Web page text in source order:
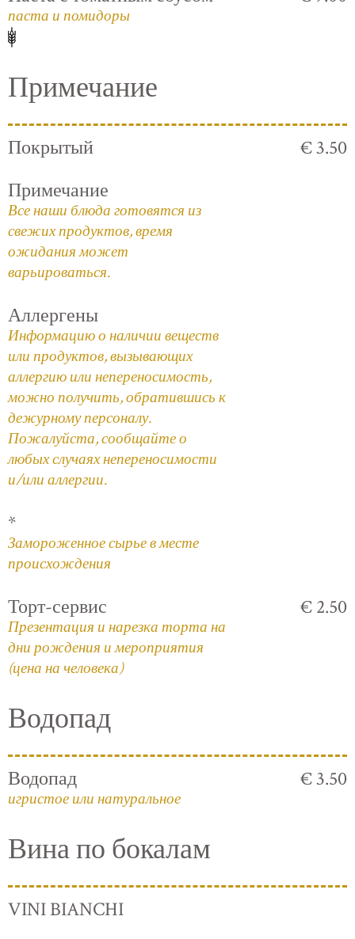
паста и помидоры
Примечание
Покрытый
€ 3.50
Примечание
Все наши блюда готовятся из
свежих продуктов, время
ожидания может
варьироваться.
Аллергены
Информацию о наличии веществ
или продуктов, вызывающих
аллергию или непереносимость,
можно получить, обратившись к
дежурному персоналу.
Пожалуйста, сообщайте о
любых случаях непереносимости
и/или аллергии.
*
Замороженное сырье в месте
происхождения
Торт-сервис
Презентация и нарезка торта на
дни рождения и мероприятия
(цена на человека)
€ 2.50
Водопад
Водопад
игристое или натуральное
€ 3.50
Вина по бокалам
VINI BIANCHI